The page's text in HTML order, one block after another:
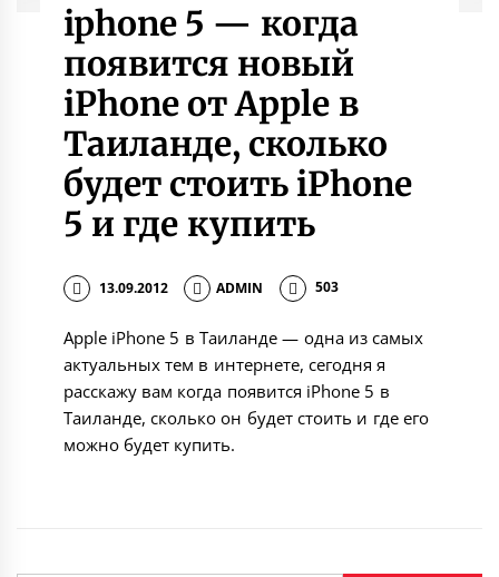
iphone 5 — когда
появится новый
iPhone от Apple в
Таиланде, сколько
будет стоить iPhone
5 и где купить
13.09.2012 ADMIN 503
Apple iPhone 5 в Таиланде — одна из самых
актуальных тем в интернете, сегодня я
расскажу вам когда появится iPhone 5 в
Таиланде, сколько он будет стоить и где его
можно будет купить.